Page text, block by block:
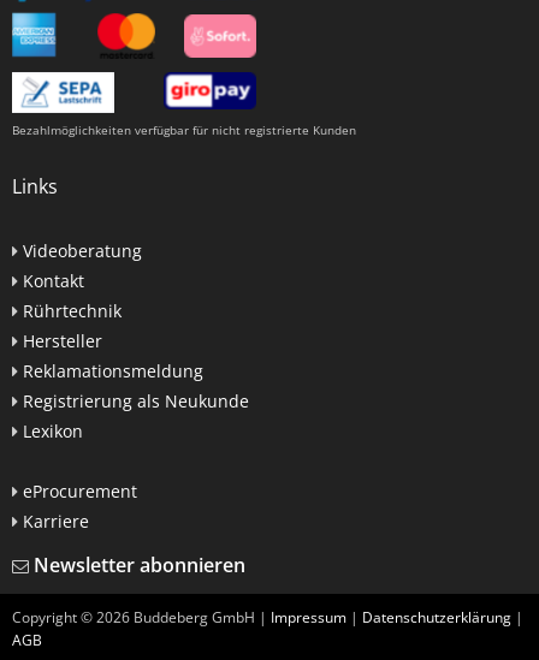
Bezahlmöglichkeiten verfügbar für nicht registrierte Kunden
Links
Videoberatung
Kontakt
Rührtechnik
Hersteller
Reklamationsmeldung
Registrierung als Neukunde
Lexikon
eProcurement
Karriere
Newsletter abonnieren
Copyright ©2026 Buddeberg GmbH | Impressum | Datenschutzerklärung |
AGB